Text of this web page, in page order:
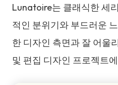
Lunatoire는 클래식한 세
적인 분위기와 부드러운
한 디자인 측면과 잘 어울
및 편집 디자인 프로젝트